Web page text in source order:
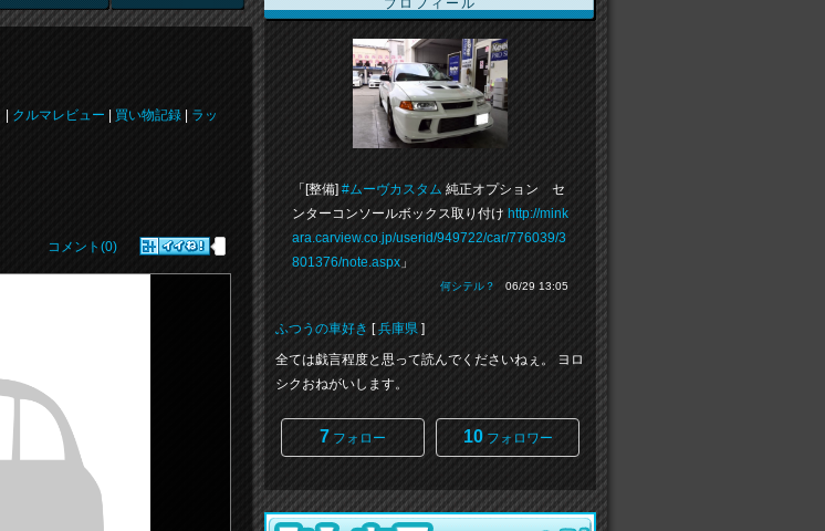
クルマレビュー 買い物記録
ラッ
コメント(0)
プロフィール
「[整備] #ムーヴカスタム 純正オプション セ
ンターコンソールボックス取り付け http://mink
ara.carview.co.jp/userid/949722/car/776039/3
801376/note.aspx 」
何シテル？ 06/29 13:05
ふつうの車好き [兵庫県 ]
全ては戯言程度と思って読んでくださいねぇ。 ヨロ
シクおねがいします。
7 フォロー 10フォロワー